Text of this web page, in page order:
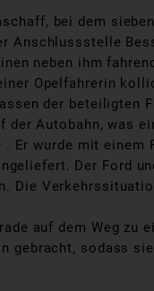
bei dem
Anschlussstelle
neben ihm
Opelfahrerin
der beteiligten
Autobahn, was
Er wurde mit einem
Der Ford
Die
auf dem Weg zu
gebracht, sodass